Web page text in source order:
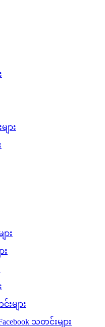
ား
ား
း
များ
သတင်းများ